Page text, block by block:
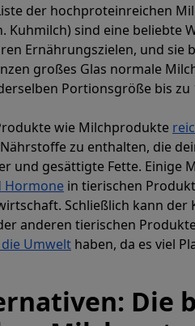
der hochproteinreichen
Kuhmilch) sind eine beliebte
Ernährungszielen, und sie
großes Glas normale
Portionsgröße bis zu
wie Milchprodukte
zu enthalten, die
und gesättigte Fette. Einige
Hormone in tierischen
Schließlich kann der
anderen tierischen
Umwelt haben, da es viel
Die